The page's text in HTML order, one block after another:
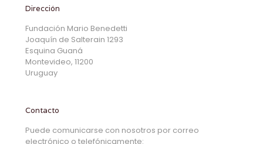
Dirección
Fundación Mario Benedetti
Joaquín de Salterain 1293
Esquina Guaná
Montevideo, 11200
Uruguay
Contacto
Puede comunicarse con nosotros por correo
electrónico o telefónicamente: